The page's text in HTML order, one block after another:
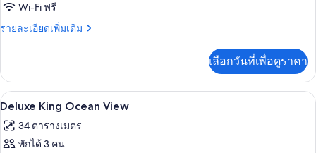
Wi-Fi ฟรี
รายละเอียดเพิ่มเติม
ราย
เกี่ยว
กับ
ห้อง
เลือกวันที่เพื่อดูราคา
เปิด
ภาพถ่าย
ทั้งหมด
เครื่องนอนระดับพรีเมียม, มินิบาร์, ตู้นิ
7
Deluxe King Ocean View
34 ตารางเมตร
พักได้ 3 คน